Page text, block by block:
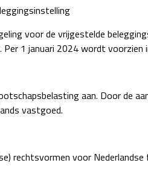
voor de vrijgestelde
1 januari 2024 wordt voorzien
aan. Door de
vastgoed.
rechtsvormen voor Nederlandse